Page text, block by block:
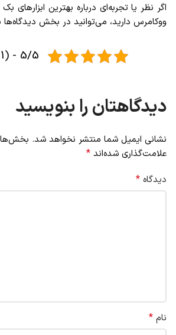
اگر نظر یا تجربه‌ای درباره بهترین ابزارهای
ووکامرس دارید، می‌توانید در بخش دیدگاه‌ها
5/5 - (1 امتیاز)
دیدگاهتان را بنویسید
نشانی ایمیل شما منتشر نخواهد شد.
علامت‌گذاری شده‌اند *
دیدگاه *
نام *